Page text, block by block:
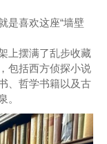
是喜欢这座“墙壁
上摆满了乱步收藏
包括西方侦探小说
、哲学书籍以及古
。